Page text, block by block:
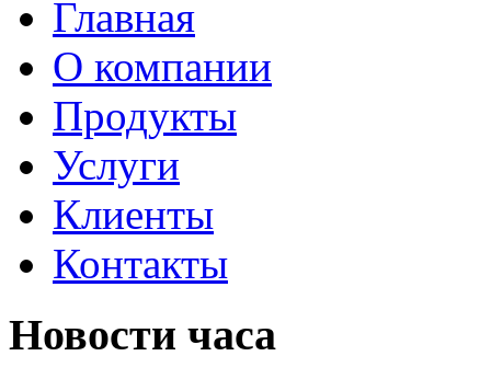
Главная
О компании
Продукты
Услуги
Клиенты
Контакты
Новости часа